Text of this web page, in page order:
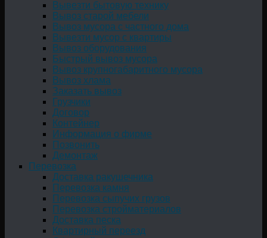
Вывезти бытовую технику
Вывоз старой мебели
Вывоз мусора с частного дома
Вывезти мусор с квартиры
Вывоз оборудования
Быстрый вывоз мусора
Вывоз крупногабаритного мусора
Вывоз хлама
Заказать вывоз
Грузчики
Договор
Контейнер
Информация о фирме
Позвонить
Демонтаж
Перевозка
Доставка ракушечника
Перевозка камня
Перевозка сыпучих грузов
Перевозка стройматериалов
Доставка песка
Квартирный переезд